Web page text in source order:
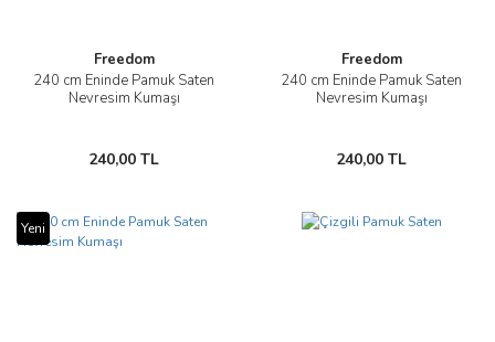
Freedom
240 cm Eninde Pamuk Saten
Nevresim Kumaşı
240,00 TL
Freedom
240 cm Eninde Pamuk Saten
Nevresim Kumaşı
240,00 TL
Yeni